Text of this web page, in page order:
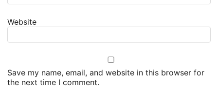
Website
Save my name, email, and website in this browser for
the next time I comment.